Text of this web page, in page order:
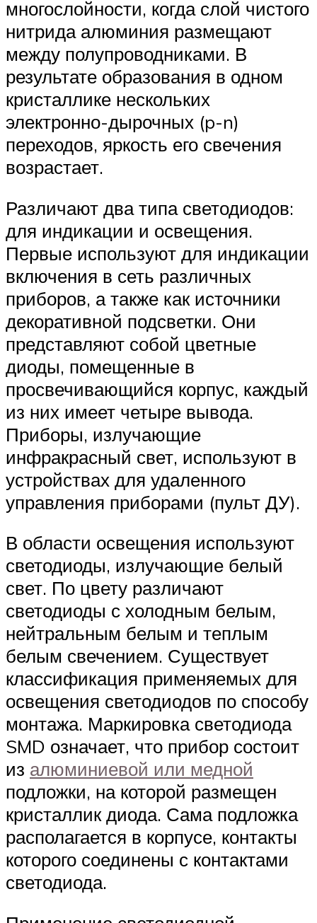
многослойности, когда слой чистого
нитрида алюминия размещают
между полупроводниками. В
результате образования в одном
кристаллике нескольких
электронно-дырочных (p-n)
переходов, яркость его свечения
возрастает.
Различают два типа светодиодов:
для индикации и освещения.
Первые используют для индикации
включения в сеть различных
приборов, а также как источники
декоративной подсветки. Они
представляют собой цветные
диоды, помещенные в
просвечивающийся корпус, каждый
из них имеет четыре вывода.
Приборы, излучающие
инфракрасный свет, используют в
устройствах для удаленного
управления приборами (пульт ДУ).
В области освещения используют
светодиоды, излучающие белый
свет. По цвету различают
светодиоды с холодным белым,
нейтральным белым и теплым
белым свечением. Существует
классификация применяемых для
освещения светодиодов по способу
монтажа. Маркировка светодиода
SMD означает, что прибор состоит
из алюминиевой или медной
подложки, на которой размещен
кристаллик диода. Сама подложка
располагается в корпусе, контакты
которого соединены с контактами
светодиода.